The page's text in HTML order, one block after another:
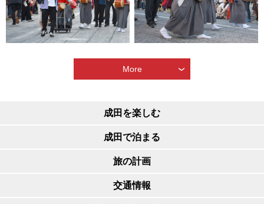
More
成田を楽しむ
成田で泊まる
旅の計画
交通情報